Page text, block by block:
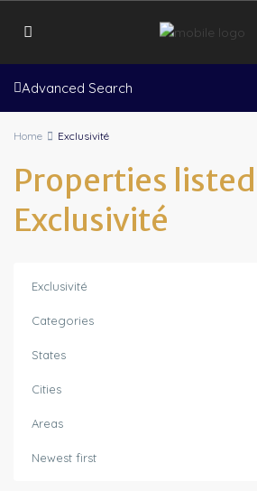
Advanced Search
Home Exclusivité
Properties
Exclusivité
Exclusivité
Categories
States
Cities
Areas
Newest first